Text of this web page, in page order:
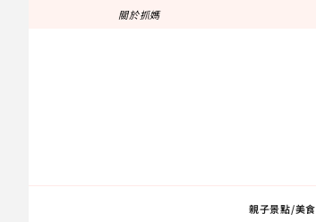
關於抓媽
親子景點/美食